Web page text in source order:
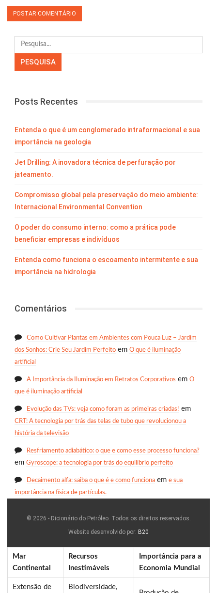
Posts Recentes
Entenda o que é um conglomerado intraformacional e sua
importância na geologia
Jet Drilling: A inovadora técnica de perfuração por
jateamento.
Compromisso global pela preservação do meio ambiente:
Internacional Environmental Convention
O poder do consumo interno: como a prática pode
beneficiar empresas e indivíduos
Entenda como funciona o escoamento intermitente e sua
importância na hidrologia
Comentários
Como Cultivar Plantas em Ambientes com Pouca Luz – Jardim
dos Sonhos: Crie Seu Jardim Perfeito em O que é iluminação
artificial
A Importância da Iluminação em Retratos Corporativos em O
que é iluminação artificial
Evolução das TVs: veja como foram as primeiras criadas! em
CRT: A tecnologia por trás das telas de tubo que revolucionou a
história da televisão
Resfriamento adiabático: o que e como esse processo funciona?
em Gyroscope: a tecnologia por trás do equilíbrio perfeito
Decaimento alfa: saiba o que é e como funciona em e sua
importância na física de partículas.
© 2026 - Dicionário do Petróleo. Todos os direitos reservados.
Website desenvolvido por: B20
Mar
Continental
Recursos
Inestimáveis
Importância para a
Economia Mundial
Extensão de
Biodiversidade,